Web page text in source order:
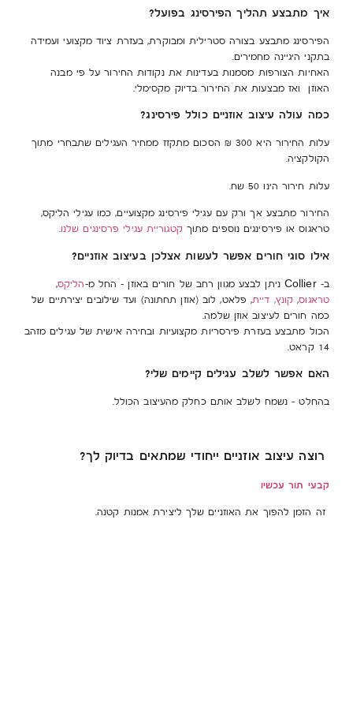
איך מתבצע תהליך הפירסינג בפועל?
הפירסינג מתבצע בצורה סטרילית ומבוקרת, בעזרת ציוד מקצועי ועמידה
בתקני היגיינה מחמירים.
האחיות הצורפות מסמנות בעדינות את נקודות החירור על פי מבנה
האוזן ואז מבצעות את החירור בדיוק מקסימלי.
כמה עולה עיצוב אוזניים כולל פירסינג?
עלות החירור היא 300 ₪ הסכום מתקזז ממחיר העגילים שתבחרי מתוך
הקולקציה.
עלות חירור הינו 50 שח.
החירור מתבצע אך ורק עם עגילי פירסינג מקצועיים, כמו עגילי הליקס,
טראגוס או פירסינגים נוספים מתוך קטגוריית עגילי פרסינגים שלנו.
אילו סוגי חורים אפשר לעשות אצלכן בעיצוב אוזניים?
ב- Collier ניתן לבצע מגוון רחב של חורים באוזן – החל מ- הליקס,
טראגוס, קונץ, דיית, פלאט, לוב (אוזן תחתונה) ועד שילובים יצירתיים של
כמה חורים לעיצוב אוזן שלמה.
הכול מתבצע בעזרת פירסריות מקצועיות ובחירה אישית של עגילים מזהב
14 קראט.
האם אפשר לשלב עגילים קיימים שלי?
בהחלט – נשמח לשלב אותם כחלק מהעיצוב הכולל.
רוצה עיצוב אוזניים ייחודי שמתאים בדיוק לך?
קבעי תור עכשיו
זה הזמן להפוך את האוזניים שלך ליצירת אמנות קטנה.